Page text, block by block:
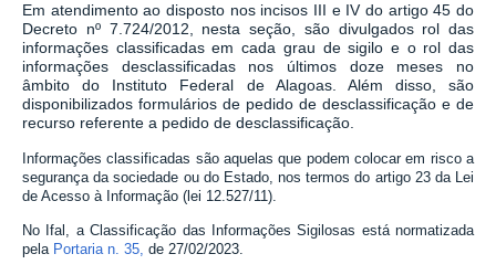
Em atendimento ao disposto nos incisos III e IV do artigo 45 do
Decreto nº 7.724/2012, nesta seção, são divulgados rol das
informações classificadas em cada grau de sigilo e o rol das
informações desclassificadas nos últimos doze meses no
âmbito do Instituto Federal de Alagoas. Além disso, são
disponibilizados formulários de pedido de desclassificação e de
recurso referente a pedido de desclassificação.
Informações classificadas são aquelas que podem colocar em risco a
segurança da sociedade ou do Estado, nos termos do artigo 23 da Lei
de Acesso à Informação (lei 12.527/11).
No Ifal, a Classificação das Informações Sigilosas está normatizada
pela Portaria n. 35, de 27/02/2023.